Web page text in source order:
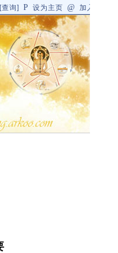
[查询] P 设为主页 @ 加入收藏